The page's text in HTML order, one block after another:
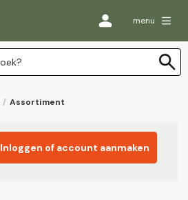
menu
/ Assortiment
Inloggen of account aanmaken